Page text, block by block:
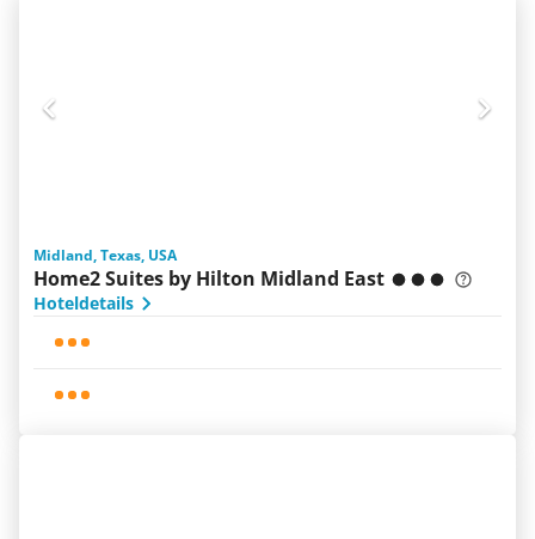
Midland, Texas, USA
Home2 Suites by Hilton Midland East
Hoteldetails